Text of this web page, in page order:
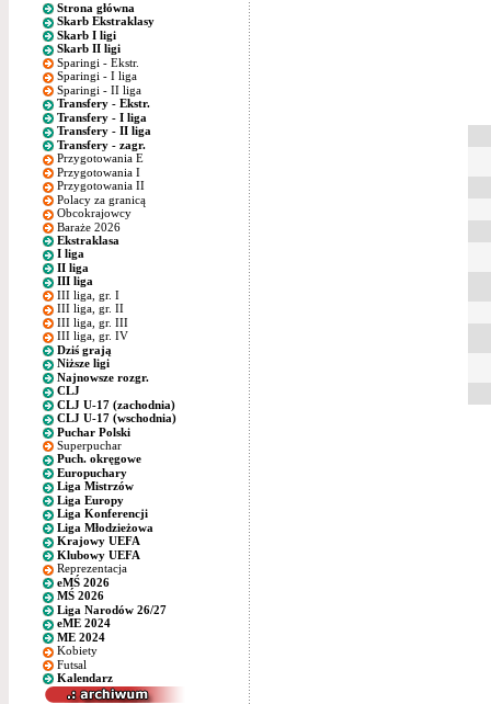
Strona główna
Skarb Ekstraklasy
Skarb I ligi
Skarb II ligi
Sparingi - Ekstr.
Sparingi - I liga
Sparingi - II liga
Transfery - Ekstr.
Transfery - I liga
Transfery - II liga
Transfery - zagr.
Przygotowania E
Przygotowania I
Przygotowania II
Polacy za granicą
Obcokrajowcy
Baraże 2026
Ekstraklasa
I liga
II liga
III liga
III liga, gr. I
III liga, gr. II
III liga, gr. III
III liga, gr. IV
Dziś grają
Niższe ligi
Najnowsze rozgr.
CLJ
CLJ U-17 (zachodnia)
CLJ U-17 (wschodnia)
Puchar Polski
Superpuchar
Puch. okręgowe
Europuchary
Liga Mistrzów
Liga Europy
Liga Konferencji
Liga Młodzieżowa
Krajowy UEFA
Klubowy UEFA
Reprezentacja
eMŚ 2026
MŚ 2026
Liga Narodów 26/27
eME 2024
ME 2024
Kobiety
Futsal
Kalendarz